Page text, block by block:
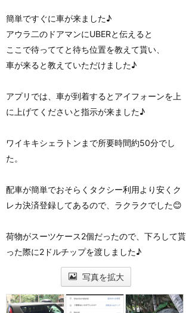
簡単ですぐに車が来ました♪
アウラ二のドアマンにUBERと伝えると
ここで待っててと待ち位置を教えて貰い、
車が来ると教えていただけました♪
アプリでは、車が到着するとアイフォーンを上
に上げてくださいと指示が来ました♪
ワイキキシェラトンまで所要時間約50分でし
た。
配車が簡単でおそらくタクシー利用より安くク
レカ決済登録してあるので、ラクラクでした😊
荷物がスーツケース2個だったので、下ろして貰
った際に2ドルチップを渡しました♪
写真を拡大